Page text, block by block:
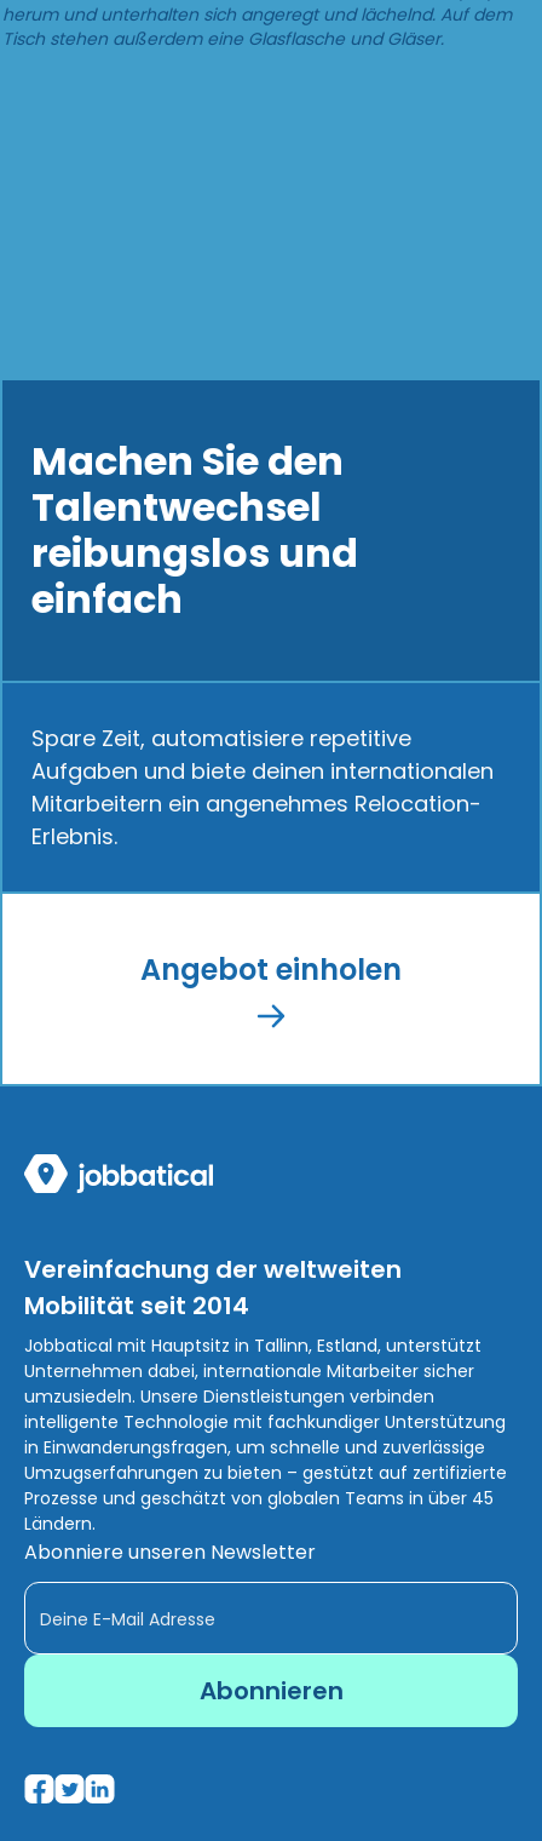
Machen Sie den
Talentwechsel
reibungslos und
einfach
Spare Zeit, automatisiere repetitive
Aufgaben und biete deinen internationalen
Mitarbeitern ein angenehmes Relocation-
Erlebnis.
Angebot einholen
Vereinfachung der weltweiten
Mobilität seit 2014
Jobbatical mit Hauptsitz in Tallinn, Estland, unterstützt
Unternehmen dabei, internationale Mitarbeiter sicher
umzusiedeln. Unsere Dienstleistungen verbinden
intelligente Technologie mit fachkundiger Unterstützung
in Einwanderungsfragen, um schnelle und zuverlässige
Umzugserfahrungen zu bieten – gestützt auf zertifizierte
Prozesse und geschätzt von globalen Teams in über 45
Ländern.
Abonniere unseren Newsletter